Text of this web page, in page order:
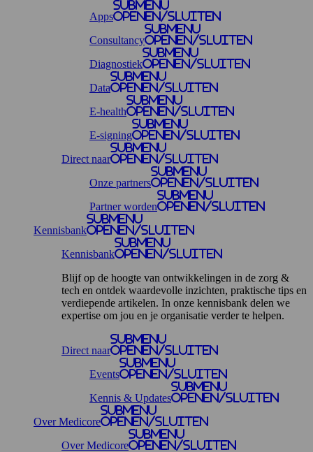
Apps
Submenu
openen/sluiten
Consultancy
Submenu
openen/sluiten
Diagnostiek
Submenu
openen/sluiten
Data
Submenu
openen/sluiten
E-health
Submenu
openen/sluiten
E-signing
Submenu
openen/sluiten
Direct naar
Submenu
openen/sluiten
Onze partners
Submenu
openen/sluiten
Partner worden
Submenu
openen/sluiten
Kennisbank
Submenu
openen/sluiten
Kennisbank
Submenu
openen/sluiten
Blijf op de hoogte van ontwikkelingen in de zorg &
tech en ontdek waardevolle inzichten, praktische tips en
verdiepende artikelen. In onze kennisbank delen we
expertise om jou en je organisatie verder te helpen.
Direct naar
Submenu
openen/sluiten
Events
Submenu
openen/sluiten
Kennis & Updates
Submenu
openen/sluiten
Over Medicore
Submenu
openen/sluiten
Over Medicore
Submenu
openen/sluiten